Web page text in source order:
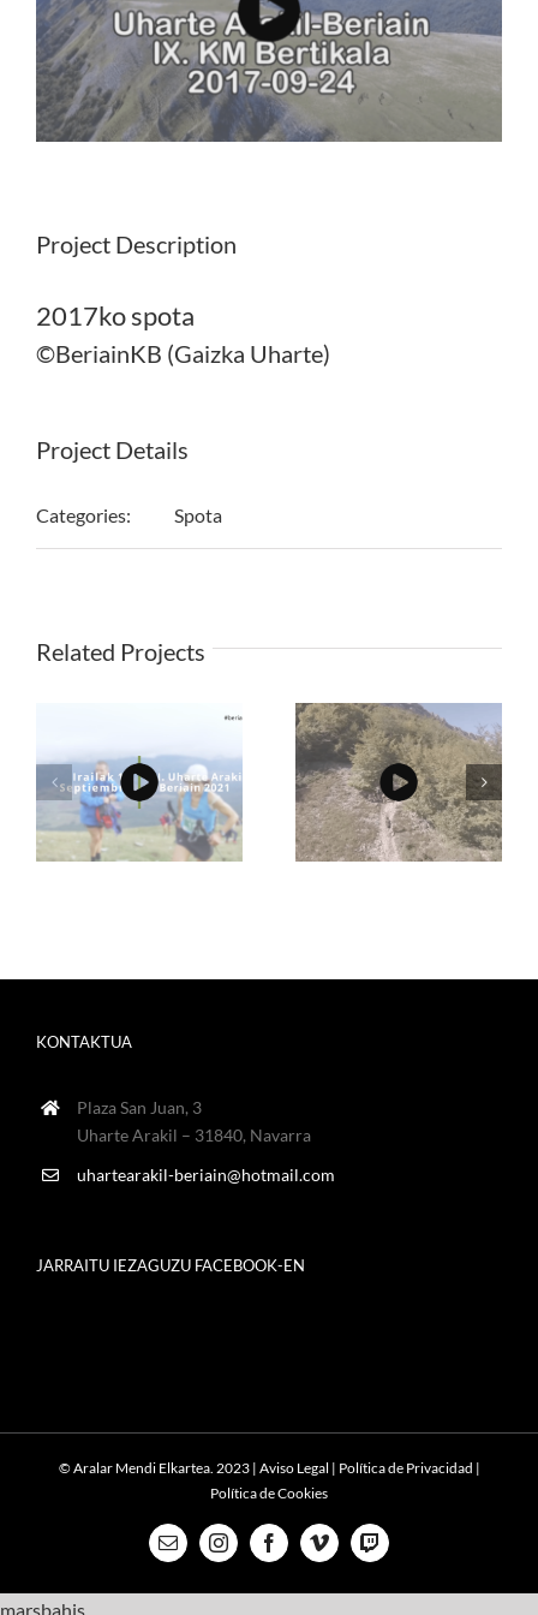
Project Description
2017ko spota
©BeriainKB (Gaizka Uharte)
Project Details
Categories: Spota
Related Projects
KONTAKTUA
Plaza San Juan, 3
Uharte Arakil – 31840, Navarra
uhartearakil-beriain@hotmail.com
JARRAITU IEZAGUZU FACEBOOK-EN
© Aralar Mendi Elkartea. 2023 | Aviso Legal | Política de Privacidad |
Política de Cookies
Email InstagramFacebookVimeoTwitch
marsbahis